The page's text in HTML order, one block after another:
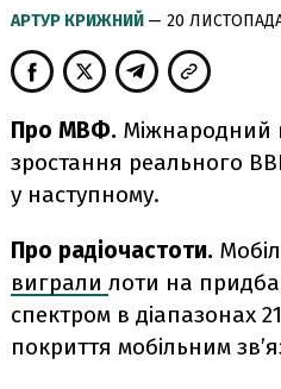
АРТУР КРИЖНИЙ — 20 ЛИСТОПАДА
Про МВФ. Міжнародний
зростання реального
у наступному.
Про радіочастоти.
виграли лоти на
спектром в діапазонах
покриття мобільним